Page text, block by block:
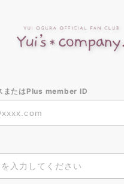
またはPlus member ID